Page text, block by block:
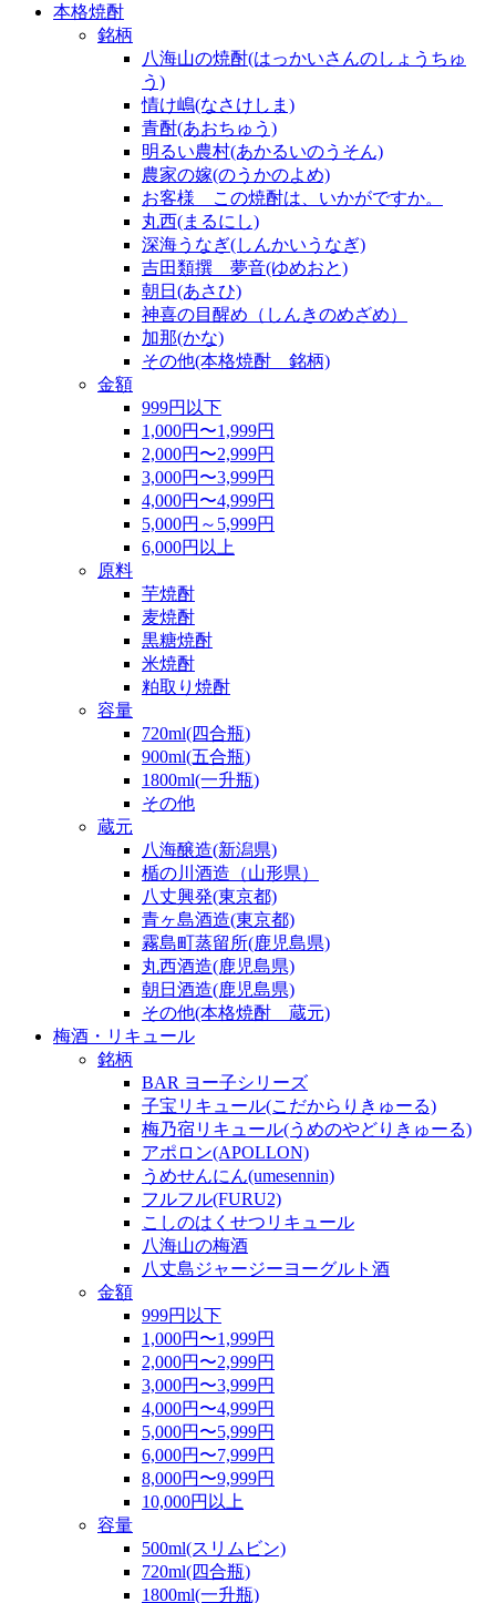
本格焼酎
銘柄
八海山の焼酎(はっかいさんのしょうちゅ
う)
情け嶋(なさけしま)
青酎(あおちゅう)
明るい農村(あかるいのうそん)
農家の嫁(のうかのよめ)
お客様 この焼酎は、いかがですか。
丸西(まるにし)
深海うなぎ(しんかいうなぎ)
吉田類撰 夢音(ゆめおと)
朝日(あさひ)
神喜の目醒め（しんきのめざめ）
加那(かな)
その他(本格焼酎 銘柄)
金額
999円以下
1,000円〜1,999円
2,000円〜2,999円
3,000円〜3,999円
4,000円〜4,999円
5,000円～5,999円
6,000円以上
原料
芋焼酎
麦焼酎
黒糖焼酎
米焼酎
粕取り焼酎
容量
720ml(四合瓶)
900ml(五合瓶)
1800ml(一升瓶)
その他
蔵元
八海醸造(新潟県)
楯の川酒造（山形県）
八丈興発(東京都)
青ヶ島酒造(東京都)
霧島町蒸留所(鹿児島県)
丸西酒造(鹿児島県)
朝日酒造(鹿児島県)
その他(本格焼酎 蔵元)
梅酒・リキュール
銘柄
BAR ヨー子シリーズ
子宝リキュール(こだからりきゅーる)
梅乃宿リキュール(うめのやどりきゅーる)
アポロン(APOLLON)
うめせんにん(umesennin)
フルフル(FURU2)
こしのはくせつリキュール
八海山の梅酒
八丈島ジャージーヨーグルト酒
金額
999円以下
1,000円〜1,999円
2,000円〜2,999円
3,000円〜3,999円
4,000円〜4,999円
5,000円〜5,999円
6,000円〜7,999円
8,000円〜9,999円
10,000円以上
容量
500ml(スリムビン)
720ml(四合瓶)
1800ml(一升瓶)